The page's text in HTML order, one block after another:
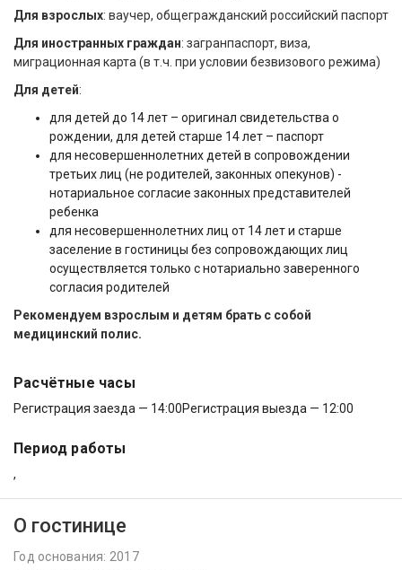
Для взрослых: ваучер, общегражданский российский паспорт
Для иностранных граждан: загранпаспорт, виза,
миграционная карта (в т.ч. при условии безвизового режима)
Для детей:
для детей до 14 лет – оригинал свидетельства о
рождении, для детей старше 14 лет – паспорт
для несовершеннолетних детей в сопровождении
третьих лиц (не родителей, законных опекунов) -
нотариальное согласие законных представителей
ребенка
для несовершеннолетних лиц от 14 лет и старше
заселение в гостиницы без сопровождающих лиц
осуществляется только с нотариально заверенного
согласия родителей
Рекомендуем взрослым и детям брать с собой
медицинский полис.
Расчётные часы
Регистрация заезда — 14:00Регистрация выезда — 12:00
Период работы
,
О гостинице
Год основания: 2017